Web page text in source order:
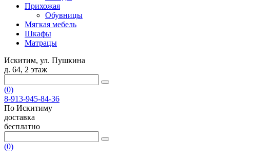
Прихожая
Обувницы
Мягкая мебель
Шкафы
Матрацы
Искитим, ул. Пушкина
д. 64, 2 этаж
(0)
8-913-945-84-36
По Искитиму
доставка
бесплатно
(0)